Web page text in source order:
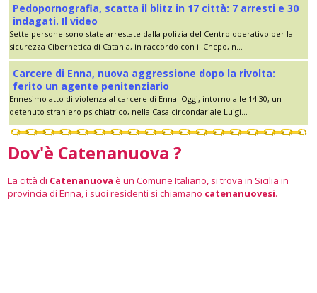
Pedopornografia, scatta il blitz in 17 città: 7 arresti e 30
indagati. Il video
Sette persone sono state arrestate dalla polizia del Centro operativo per la
sicurezza Cibernetica di Catania, in raccordo con il Cncpo, n...
Carcere di Enna, nuova aggressione dopo la rivolta:
ferito un agente penitenziario
Ennesimo atto di violenza al carcere di Enna. Oggi, intorno alle 14.30, un
detenuto straniero psichiatrico, nella Casa circondariale Luigi...
Dov'è Catenanuova ?
La città di Catenanuova è un Comune Italiano, si trova in Sicilia in
provincia di Enna, i suoi residenti si chiamano catenanuovesi.